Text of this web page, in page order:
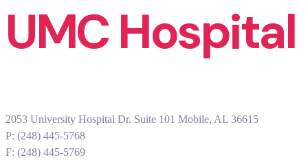
UMC Hospital
2053 University Hospital Dr. Suite 101 Mobile, AL 36615
P: (248) 445-5768
F: (248) 445-5769